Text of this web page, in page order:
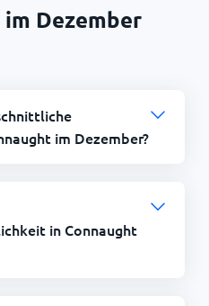
im Dezember
im Dezember?
in Connaught